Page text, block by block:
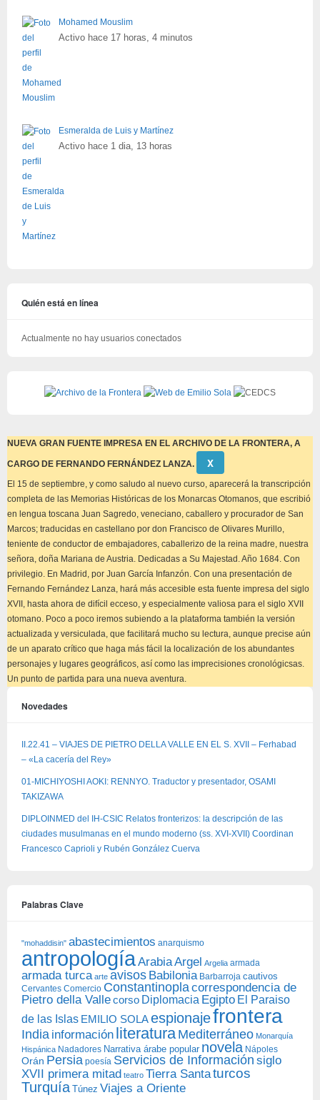
Mohamed Mouslim
Activo hace 17 horas, 4 minutos
Esmeralda de Luis y Martínez
Activo hace 1 dia, 13 horas
Quién está en línea
Actualmente no hay usuarios conectados
NUEVA GRAN FUENTE IMPRESA EN EL ARCHIVO DE LA FRONTERA, A
CARGO DE FERNANDO FERNÁNDEZ LANZA. Descartar
este
aviso
Χ
El 15 de septiembre, y como saludo al nuevo curso, aparecerá la transcripción
completa de las Memorias Históricas de los Monarcas Otomanos, que escribió
en lengua toscana Juan Sagredo, veneciano, caballero y procurador de San
Marcos; traducidas en castellano por don Francisco de Olivares Murillo,
teniente de conductor de embajadores, caballerizo de la reina madre, nuestra
señora, doña Mariana de Austria. Dedicadas a Su Majestad. Año 1684. Con
privilegio. En Madrid, por Juan García Infanzón. Con una presentación de
Fernando Fernández Lanza, hará más accesible esta fuente impresa del siglo
XVII, hasta ahora de difícil ecceso, y especialmente valiosa para el siglo XVII
otomano. Poco a poco iremos subiendo a la plataforma también la versión
actualizada y versiculada, que facilitará mucho su lectura, aunque precise aún
de un aparato crítico que haga más fácil la localización de los abundantes
personajes y lugares geográficos, así como las imprecisiones cronológicsas.
Un punto de partida para una nueva aventura.
Novedades
II.22.41 – VIAJES DE PIETRO DELLA VALLE EN EL S. XVII – Ferhabad
– «La cacería del Rey»
01-MICHIYOSHI AOKI: RENNYO. Traductor y presentador, OSAMI
TAKIZAWA
DIPLOINMED del IH-CSIC Relatos fronterizos: la descripción de las
ciudades musulmanas en el mundo moderno (ss. XVI-XVII) Coordinan
Francesco Caprioli y Rubén González Cuerva
Palabras Clave
"mohaddisin" abastecimientos anarquismo
antropologíaArabiaArgel Argelia armada
armada turca arte avisos Babilonia Barbarroja cautivos
Cervantes Comercio Constantinoplacorrespondencia de
Pietro della Vallecorso Diplomacia Egipto El Paraiso
de las Islas EMILIO SOLAespionajefrontera
India información literatura Mediterráneo Monarquía
Hispánica Nadadores Narrativa árabe popular novela Nápoles
Orán Persia poesía Servicios de Información siglo
XVII primera mitad teatro Tierra Santaturcos
Turquía Túnez Viajes a Oriente